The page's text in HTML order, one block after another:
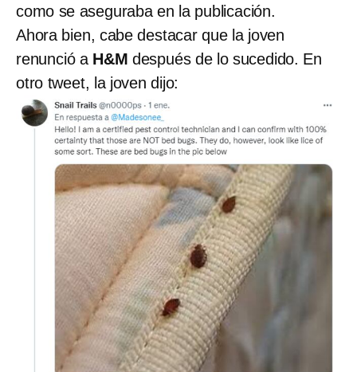
como se aseguraba en la publicación.
Ahora bien, cabe destacar que la joven
renunció a H&M después de lo sucedido. En
otro tweet, la joven dijo: